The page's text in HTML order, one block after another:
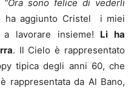
“Ora sono felice di vederli
ha aggiunto Cristel i miei
lavorare insieme! Li ha
. Il Cielo è rappresentato
tipica degli anni 60, che
rappresentata da Al Bano,